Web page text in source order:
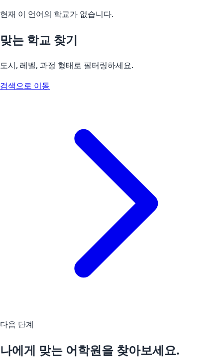
현재 이 언어의 학교가 없습니다.
맞는 학교 찾기
도시, 레벨, 과정 형태로 필터링하세요.
검색으로 이동
다음 단계
나에게 맞는 어학원을 찾아보세요.